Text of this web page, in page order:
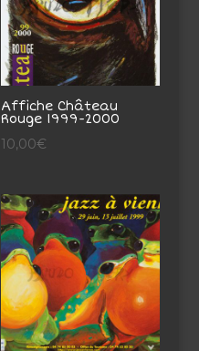
Affiche Château
Rouge 1999-2000
10,00€